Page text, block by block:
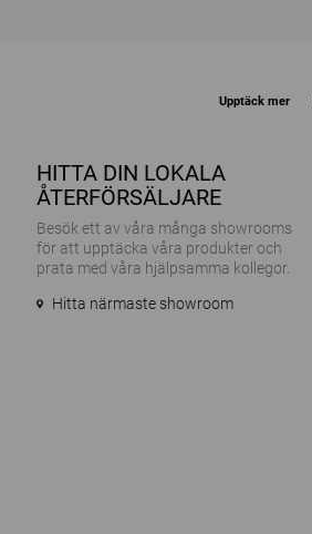
Upptäck mer
HITTA DIN LOKALA
ÅTERFÖRSÄLJARE
Besök ett av våra många showrooms
för att upptäcka våra produkter och
prata med våra hjälpsamma kollegor.
Hitta närmaste showroom